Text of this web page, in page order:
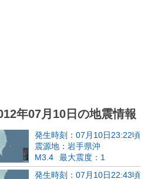
年07月10日の地震情報
発生時刻：07月10日23:22頃
震源地：岩手県沖
M3.4
最大震度：1
発生時刻：07月10日22:43頃